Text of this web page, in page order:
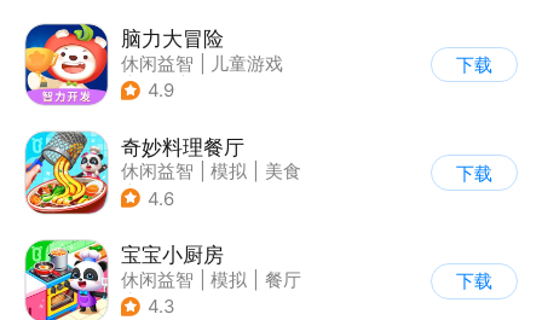
脑力大冒险
休闲益智
儿童游戏
| 卡通
4.9
下载
奇妙料理餐厅
休闲益智 模拟
美食
| 宝宝巴士
4.6
下载
宝宝小厨房
休闲益智 模拟
餐厅
| 宝宝巴士
4.3
下载